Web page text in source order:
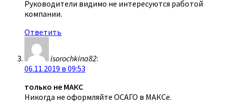
Руководители видимо не интересуются работой
компании.
Ответить
isorochkina82:
06.11.2019 в 09:53
только не МАКС
Никогда не оформляйте ОСАГО в МАКСе.